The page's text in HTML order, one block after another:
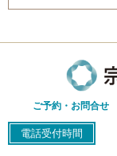
ご予約・お問合せ
電話受付時間